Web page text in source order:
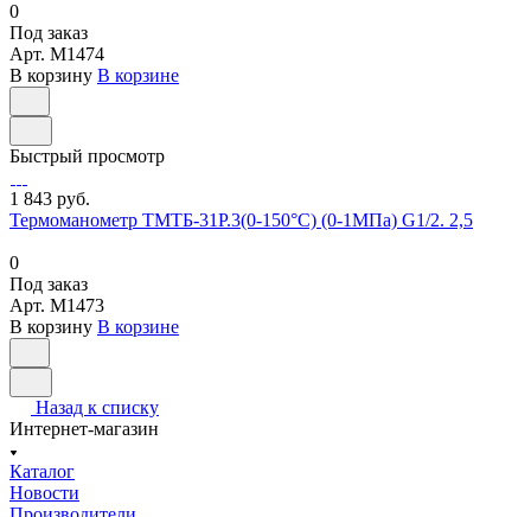
0
Под заказ
Арт. M1474
В корзину В корзине
Быстрый просмотр
1 843 руб.
Термоманометр ТМТБ-31Р.3(0-150°С) (0-1МПа) G1/2. 2,5
0
Под заказ
Арт. M1473
В корзину В корзине
Назад к списку
Интернет-магазин
Каталог
Новости